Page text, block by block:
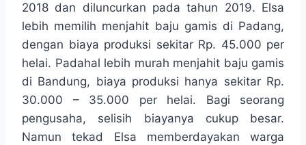
2018 dan diluncurkan pada tahun 2019. Elsa
lebih memilih menjahit baju gamis di Padang,
dengan biaya produksi sekitar Rp. 45.000 per
helai. Padahal lebih murah menjahit baju gamis
di Bandung, biaya produksi hanya sekitar Rp.
30.000 – 35.000 per helai. Bagi seorang
pengusaha, selisih biayanya cukup besar.
Namun tekad Elsa memberdayakan warga